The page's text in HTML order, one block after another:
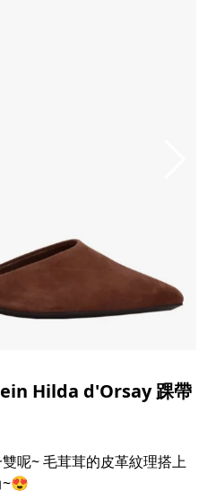
Hilda d'Orsay 踝帶
呢~ 毛茸茸的皮革紋理搭上
~😍